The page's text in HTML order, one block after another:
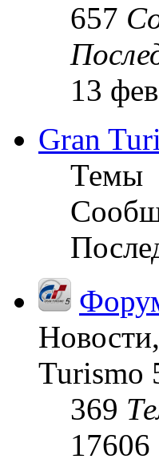
657
13
Gran
Темы
Turismo
369
17606